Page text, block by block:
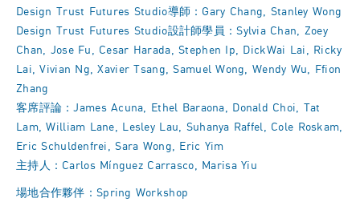
Design Trust Futures Studio導師：Gary Chang, Stanley Wong
Design Trust Futures Studio設計師學員：Sylvia Chan, Zoey
Chan, Jose Fu, Cesar Harada, Stephen Ip, DickWai Lai, Ricky
Lai, Vivian Ng, Xavier Tsang, Samuel Wong, Wendy Wu, Ffion
Zhang
客席評論：James Acuna, Ethel Baraona, Donald Choi, Tat
Lam, William Lane, Lesley Lau, Suhanya Raffel, Cole Roskam,
Eric Schuldenfrei, Sara Wong, Eric Yim
主持人：Carlos Mínguez Carrasco, Marisa Yiu
場地合作夥伴：Spring Workshop